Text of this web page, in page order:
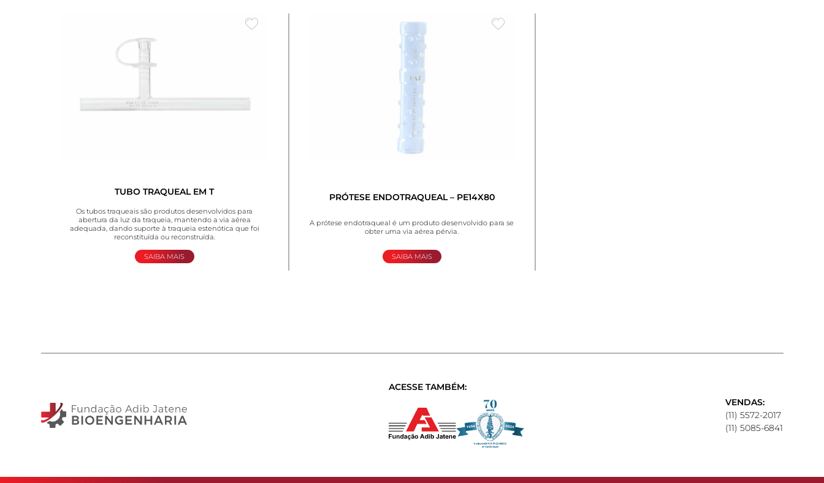
TUBO TRAQUEAL EM T
Os tubos traqueais são produtos desenvolvidos para
abertura da luz da traqueia, mantendo a via aérea
adequada, dando suporte à traqueia estenótica que foi
reconstituída ou reconstruída.
SAIBA MAIS
PRÓTESE ENDOTRAQUEAL – PE14X80
A prótese endotraqueal é um produto desenvolvido para se
obter uma via aérea pérvia.
SAIBA MAIS
ACESSE TAMBÉM:
VENDAS:
(11) 5572-2017
(11) 5085-6841